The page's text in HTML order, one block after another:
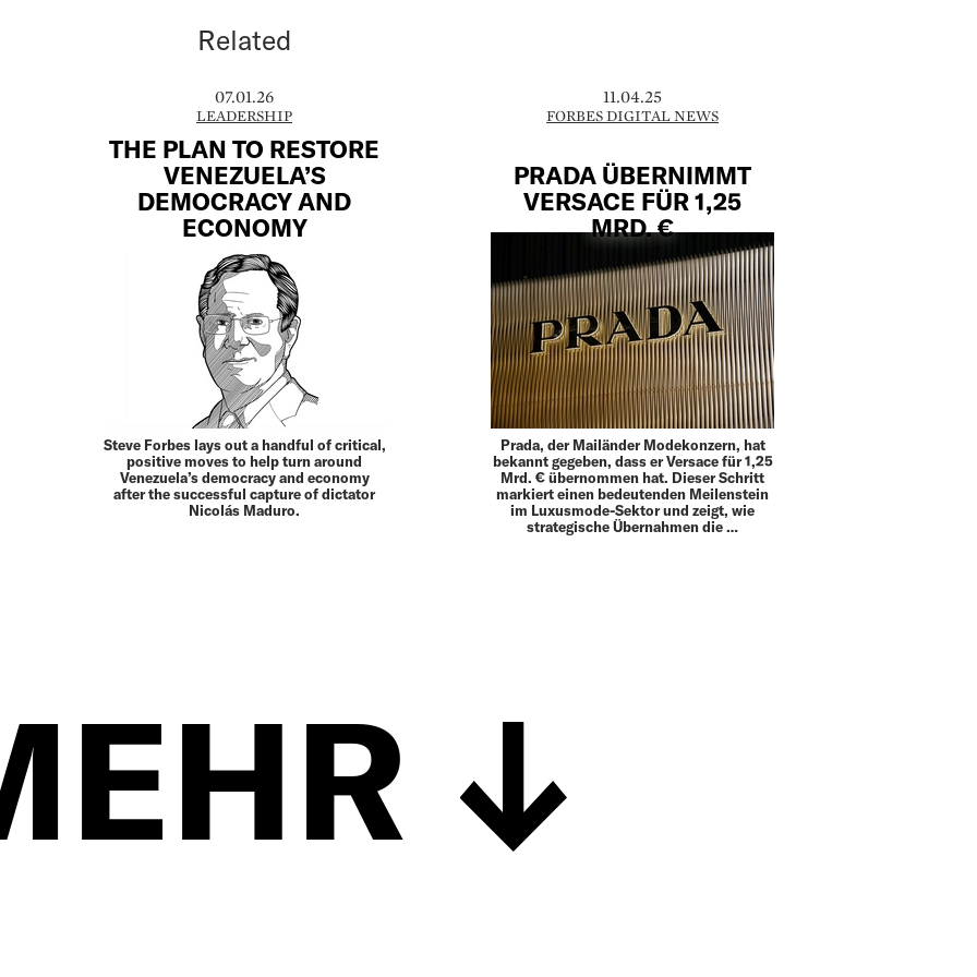
Related
07.01.26
LEADERSHIP
THE PLAN TO RESTORE
VENEZUELA’S
DEMOCRACY AND
ECONOMY
Steve Forbes lays out a handful of critical,
positive moves to help turn around
Venezuela’s democracy and economy
after the successful capture of dictator
Nicolás Maduro.
11.04.25
FORBES DIGITAL NEWS
PRADA ÜBERNIMMT
VERSACE FÜR 1,25
MRD. €
Prada, der Mailänder Modekonzern, hat
bekannt gegeben, dass er Versace für 1,25
Mrd. € übernommen hat. Dieser Schritt
markiert einen bedeutenden Meilenstein
im Luxusmode-Sektor und zeigt, wie
strategische Übernahmen die …